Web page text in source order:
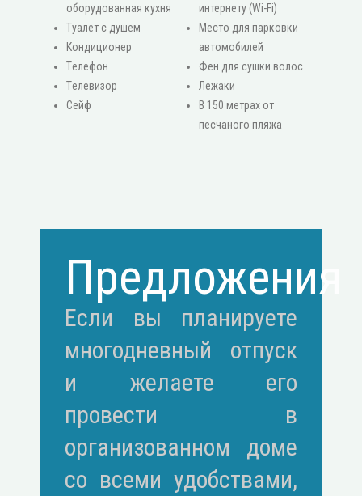
оборудованная кухня
Туалет с душем
Κондиционер
Τелефон
Τелевизор
Сейф
интернету (Wi-Fi)
Место для парковки
автомобилей
Фен для сушки волос
Лежаки
В 150 метрах от
песчаного пляжа
Предложения
Если вы планируете
многодневный отпуск
и желаете его
провести в
организованном доме
со всеми удобствами,